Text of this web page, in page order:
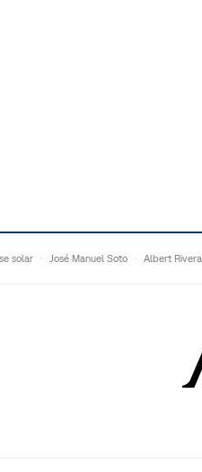
solar José Manuel Soto Albert Rivera